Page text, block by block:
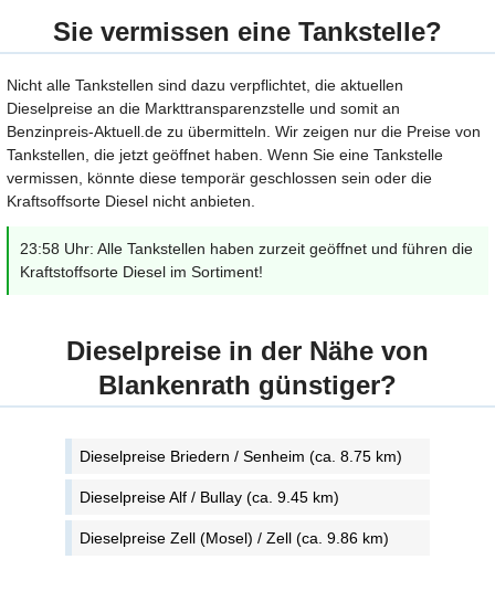
Sie vermissen eine Tankstelle?
Nicht alle Tankstellen sind dazu verpflichtet, die aktuellen
Dieselpreise an die Markttransparenzstelle und somit an
Benzinpreis-Aktuell.de zu übermitteln. Wir zeigen nur die Preise von
Tankstellen, die jetzt geöffnet haben. Wenn Sie eine Tankstelle
vermissen, könnte diese temporär geschlossen sein oder die
Kraftsoffsorte Diesel nicht anbieten.
23:58 Uhr: Alle Tankstellen haben zurzeit geöffnet und führen die
Kraftstoffsorte Diesel im Sortiment!
Dieselpreise in der Nähe von
Blankenrath günstiger?
Dieselpreise Briedern / Senheim (ca. 8.75 km)
Dieselpreise Alf / Bullay (ca. 9.45 km)
Dieselpreise Zell (Mosel) / Zell (ca. 9.86 km)